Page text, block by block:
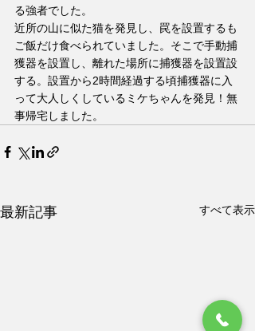
る強者でした。
近所の山に似た猫を発見し、罠を設置するも
ご飯だけ食べられていました。そこで手動捕
獲器を設置し、離れた場所に捕獲器を設置設
する。設置から2時間経過する頃捕獲器に入
って大人しくしているミケちゃんを発見！無
事帰宅しました。
最新記事 すべて表示